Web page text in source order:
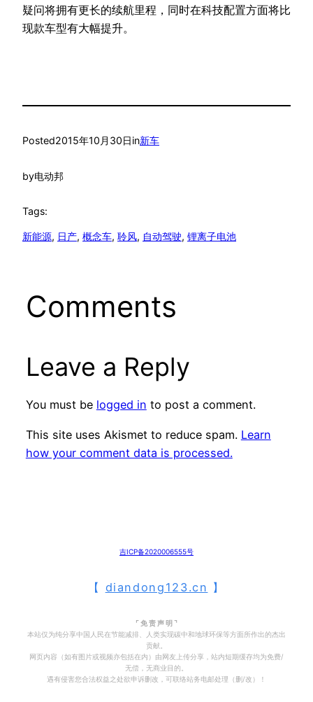
疑问将拥有更长的续航里程，同时在科技配置方面将比
现款车型有大幅提升。
Posted2015年10月30日in新车
by电动邦
Tags:
新能源, 日产, 概念车, 聆风, 自动驾驶, 锂离子电池
Comments
Leave a Reply
You must be logged in to post a comment.
This site uses Akismet to reduce spam. Learn
how your comment data is processed.
吉ICP备2020006555号
【 diandong123.cn 】
⌜ 免 责 声 明 ⌝
本站仅为纯分享中国人民在节能减排、人类实现碳中和地球环保等方面所作出的杰出
贡献。
网页内容（如有图片或视频亦包括在内）由网友上传分享，站内短期缓存均为免费/
无偿，无商业目的。
遇有侵害您合法权益之处欲申诉删改，可联络站务电邮处理（删/改）！